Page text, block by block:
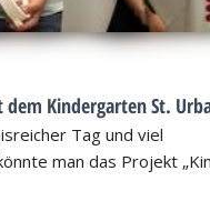
Kindergarten St.
Tag und viel
man das Projekt